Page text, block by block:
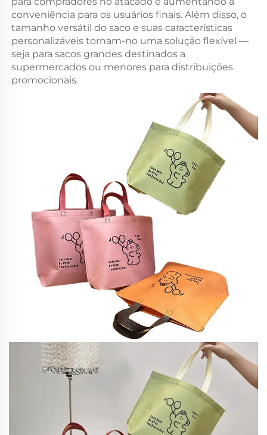
conveniência para os usuários finais. Além disso, o
tamanho versátil do saco e suas características
personalizáveis tornam-no uma solução flexível —
seja para sacos grandes destinados a
supermercados ou menores para distribuições
promocionais.